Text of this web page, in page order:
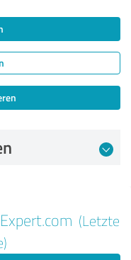
(Letzte